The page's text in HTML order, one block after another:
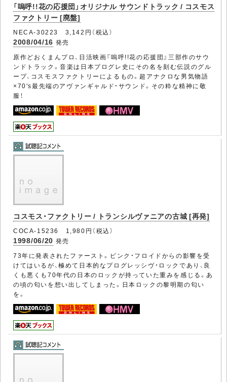
「嗚呼!!花の応援団」オリジナル サウンドトラック / コスモス
ファクトリー [廃盤]
NECA-30223 3,142円（税込）
2008/04/16 発売
原作どおくまんプロ、日活映画『嗚呼!!花の応援団』三部作のサウ
ンドトラック。音楽は日本プログレ史にその名を刻む伝説のグル
ープ、コスモスファクトリーによるもの。超アナクロな男気物語
×70's最先端のアヴァンギャルド・サウンド。その粋な精神に敬
服！
コスモス・ファクトリー / トランシルヴァニアの古城 [再発]
COCA-15236 1,980円（税込）
1998/06/20 発売
73年に発表されたファースト。ピンク・フロイドからの影響を受
けてはいるが、極めて日本的なプログレッシヴ・ロックであり、良
くも悪くも70年代の日本のロックが持っていた重みを感じる。あ
の頃の匂いを想い出してしまった。日本ロックの黎明期の匂い
を。